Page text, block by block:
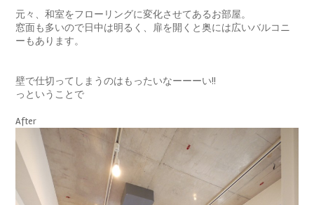
元々、和室をフローリングに変化させてあるお部屋。
窓面も多いので日中は明るく、扉を開くと奥には広いバルコニ
ーもあります。
壁で仕切ってしまうのはもったいなーーーい!!
っということで
After